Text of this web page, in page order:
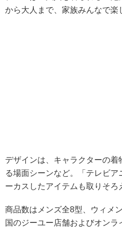
から大人まで、家族みんなで
デザインは、キャラクターの
る場面シーンなど。「テレビ
ーカスしたアイテムも取りそろ
商品数はメンズ全8型、ウィメ
国のジーユー店舗およびオンラ